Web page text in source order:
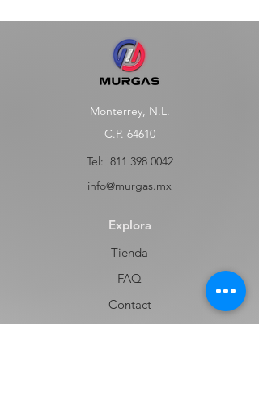
Monterrey, N.L.
C.P. 64610
Tel: 811 398 0042
info@murgas.mx
Explora
Tienda
FAQ
Contact